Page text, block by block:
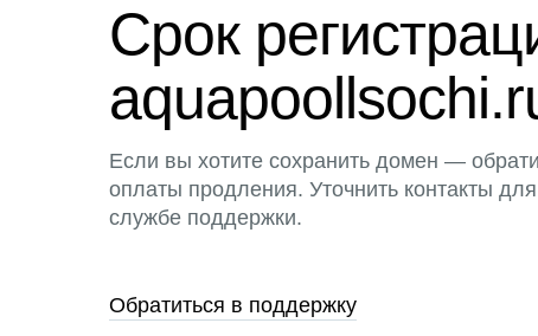
Срок
Если вы хотите сохранить домен —
оплаты продления. Уточнить контакты
службе поддержки.
Обратиться в поддержку